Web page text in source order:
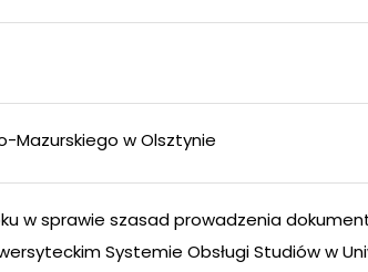
Mazurskiego w Olsztynie
w sprawie szasad prowadzenia
Systemie Obsługi Studiów w